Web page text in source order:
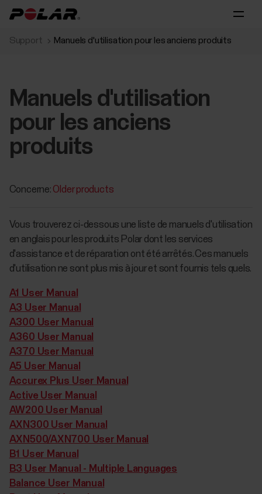
Support Manuels d'utilisation pour les anciens produits
Manuels d'utilisation
pour les anciens
produits
Concerne: Older products
​Vous trouverez ci-dessous une liste de manuels d'utilisation
en anglais pour les produits Polar dont les services
d'assistance et de réparation ont été arrêtés. Ces manuels
d'utilisation ne sont plus mis à jour et sont fournis tels quels.
A1 User Manual
A3 User Manual
A300 User Manual
A360 User Manual
A370 User Manual
A5 User Manual
Accurex Plus User Manual
Active User Manual
AW200 User Manual
AXN300 User Manual
AXN500/AXN700 User Manual
B1 User Manual
B3 User Manual - Multiple Languages
Balance User Manual